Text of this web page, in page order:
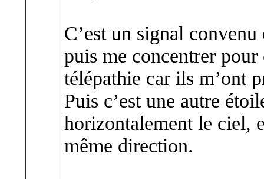
C’est un signal
puis me concentrer pour
télépathie car ils m’ont
Puis c’est une autre
horizontalement le ciel,
même direction.